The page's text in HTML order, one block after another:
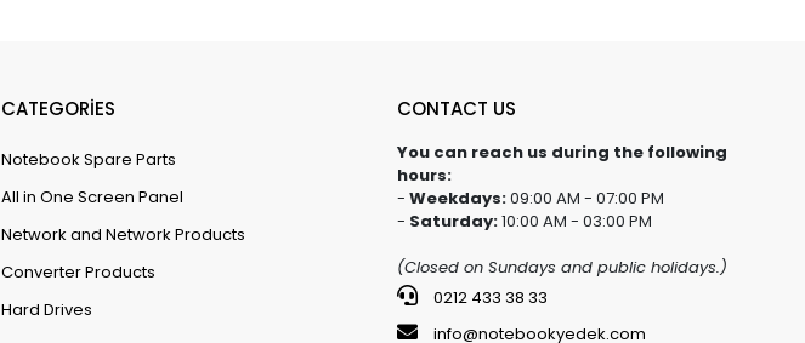
CATEGORİES
Notebook Spare Parts
All in One Screen Panel
Network and Network Products
Converter Products
Hard Drives
CONTACT US
You can reach us during the following
hours:
- Weekdays:09:00 AM - 07:00 PM
- Saturday:10:00 AM - 03:00 PM
(Closed on Sundays and public holidays.)
0212 433 38 33
info@notebookyedek.com